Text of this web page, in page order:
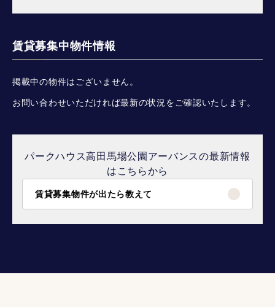
賃貸募集中物件情報
掲載中の物件はございません。
お問い合わせいただければ最新の状況をご確認いたします。
パークハウス高田馬場公園アーバンスの最新情報
はこちらから
賃貸募集物件が出たら教えて